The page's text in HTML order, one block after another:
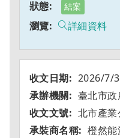
結案
詳細資料
2026/7/
臺北市政
北市產
橙然能